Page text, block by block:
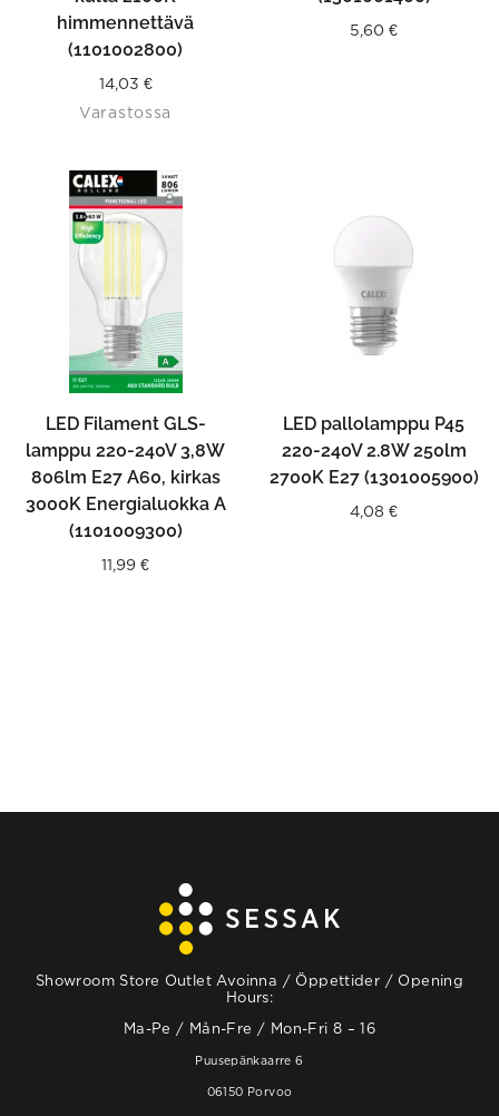
himmennettävä
(1101002800)
14,03 €
Varastossa
5,60 €
LED Filament GLS-
lamppu 220-240V 3,8W
806lm E27 A60, kirkas
3000K Energialuokka A
(1101009300)
11,99 €
LED pallolamppu P45
220-240V 2.8W 250lm
2700K E27 (1301005900)
4,08 €
Showroom Store Outlet Avoinna / Öppettider / Opening
Hours:
Ma-Pe / Mån-Fre / Mon-Fri 8 – 16
Puusepänkaarre 6
06150 Porvoo